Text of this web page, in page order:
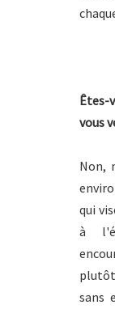
Êtes-
vous
Non,
qui
à
sans